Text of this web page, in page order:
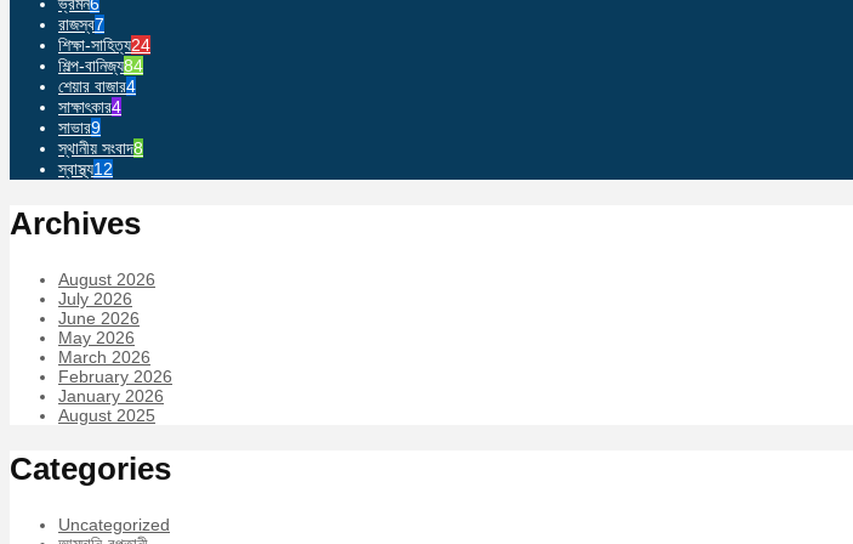
রাজস্ব7
শিক্ষা-সাহিত্য24
শিল্প-বানিজ্য84
শেয়ার বাজার4
সাক্ষাৎকার4
সাভার9
স্থানীয় সংবাদ8
স্বাস্থ্য12
Archives
August 2026
July 2026
June 2026
May 2026
March 2026
February 2026
January 2026
August 2025
Categories
Uncategorized